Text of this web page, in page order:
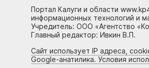
Портал Калуги и области
информационных технологий и
Учредитель: ООО «Агентство
Главный редактор: Ивкин В.П.
Сайт использует IP адреса,
Google-анатилика. Условия